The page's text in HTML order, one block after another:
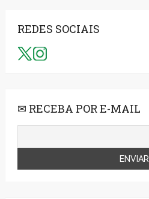
REDES SOCIAIS
✉ RECEBA POR E-MAIL